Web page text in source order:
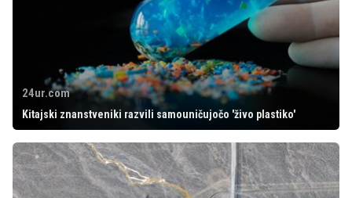
24ur.com
Kitajski znanstveniki razvili samouničujočo 'živo plastiko'